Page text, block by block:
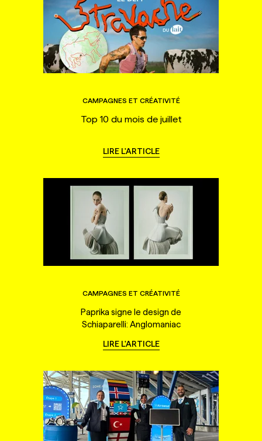
CAMPAGNES ET CRÉATIVITÉ
Top 10 du mois de juillet
LIRE L'ARTICLE
CAMPAGNES ET CRÉATIVITÉ
Paprika signe le design de
Schiaparelli: Anglomaniac
LIRE L'ARTICLE